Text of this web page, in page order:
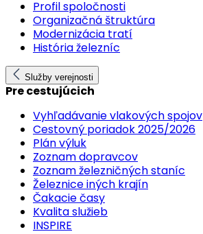
Profil spoločnosti
Organizačná štruktúra
Modernizácia tratí
História železníc
Služby verejnosti
Pre cestujúcich
Vyhľadávanie vlakových spojov
Cestovný poriadok 2025/2026
Plán výluk
Zoznam dopravcov
Zoznam železničných staníc
Železnice iných krajín
Čakacie časy
Kvalita služieb
INSPIRE